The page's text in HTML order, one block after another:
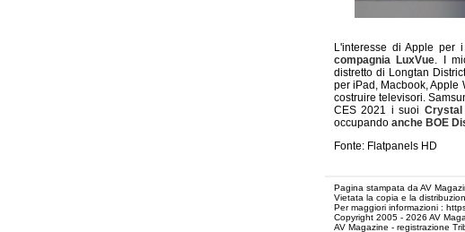
L'interesse di Apple per
compagnia LuxVue. I
distretto di Longtan
per iPad, Macbook, Apple
costruire televisori.
CES 2021 i suoi
occupando anche BOE
Fonte: Flatpanels HD
Pagina stampata da AV
Vietata la copia e la
Per maggiori informazioni :
Copyright 2005 - 2026 AV
AV Magazine - registrazione